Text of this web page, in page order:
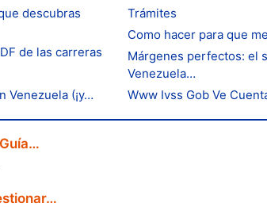
descubras
de las carreras
Venezuela (¡y…
Trámites
Como hacer para que
Márgenes perfectos: el
Venezuela…
Www Ivss Gob Ve